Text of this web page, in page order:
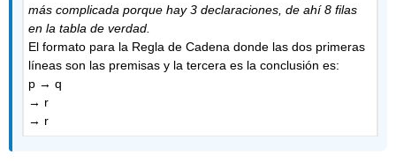
más complicada porque hay 3 declaraciones, de ahí 8 filas
en la tabla de verdad.
El formato para la Regla de Cadena donde las dos primeras
líneas son las premisas y la tercera es la conclusión es:
p → q
→ r
→ r